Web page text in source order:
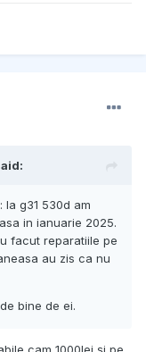
g31 530d am
in ianuarie 2025.
facut reparatiile pe
au zis ca nu
bine de ei.
cam 1000lei și pe